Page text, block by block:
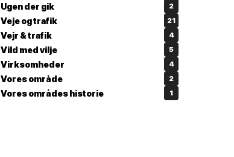
Ugen der gik 2
Veje og trafik 21
Vejr & trafik 4
Vild med vilje 5
Virksomheder 4
Vores område 2
Vores områdes historie 1